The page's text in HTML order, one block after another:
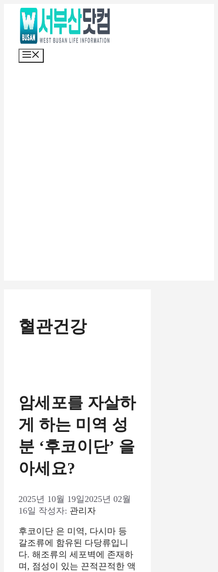
혈관건강
암세포를 자살하
게 하는 미역 성
분 ‘후코이단’ 을
아세요?
2025년 10월 19일 2025년 02월
16일 작성자: 관리자
후코이단 은 미역, 다시마 등
갈조류에 함유된 다당류입니
다. 해조류의 세포벽에 존재하
며, 점성이 있는 끈적끈적한 액